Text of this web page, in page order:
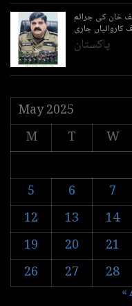
خان کی جرائم
جاری
پاکستان
May 2025
M
T W
5
6 7
12
13 14
19
20 21
26
27 28
«